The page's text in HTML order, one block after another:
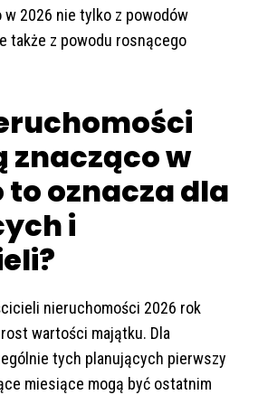
2026 nie tylko z powodów
także z powodu rosnącego
znacząco w
to oznacza dla
i
nieruchomości 2026 rok
wartości majątku. Dla
tych planujących pierwszy
miesiące mogą być ostatnim